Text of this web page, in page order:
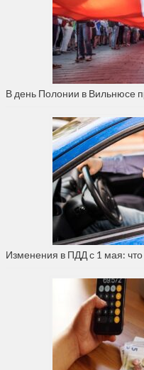
В день Полонии в Вильнюсе
Изменения в ПДД с 1 мая: что